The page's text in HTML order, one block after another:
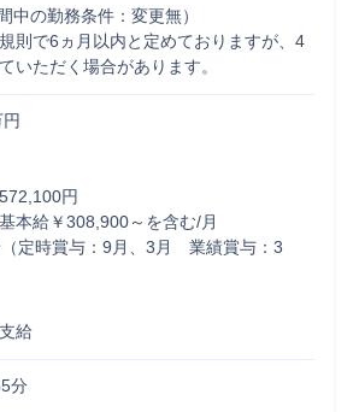
中の勤務条件：変更無）
則で6ヵ月以内と定めておりますが、4
いただく場合があります。
円
本給￥308,900～を含む/月
定時賞与：9月、3月　業績賞与：3
給
分